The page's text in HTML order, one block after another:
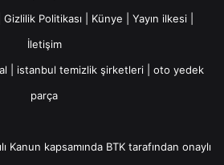
Gizlilik Politikası Künye Yayın ilkesi
İletişim
istanbul temizlik şirketleri
oto yedek
parça
Kanun kapsamında BTK tarafından onaylı